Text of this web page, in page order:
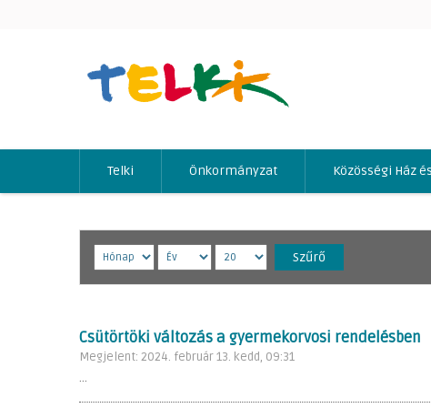
Telki Önkormányzat Közösségi Ház
Szűrő
Csütörtöki változás a gyermekorvosi rendelésben
Megjelent: 2024. február 13. kedd, 09:31
...